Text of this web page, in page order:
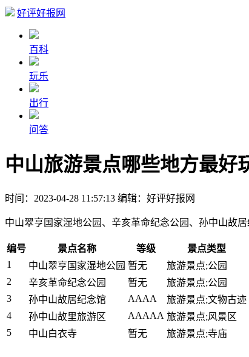
好评好报网
百科
玩乐
出行
问答
中山旅游景点哪些地方最好
时间：2023-04-28 11:57:13 编辑：好评好报网
中山翠亨国家湿地公园、辛亥革命纪念公园、孙中山故
编号 景点名称 等级 景点类型
1
中山翠亨国家湿地公园 暂无 旅游景点;公园
2
辛亥革命纪念公园 暂无 旅游景点;公园
3
孙中山故居纪念馆 AAAA 旅游景点;文物古迹
4
孙中山故里旅游区 AAAAA 旅游景点;风景区
5
中山白衣寺 暂无 旅游景点;寺庙